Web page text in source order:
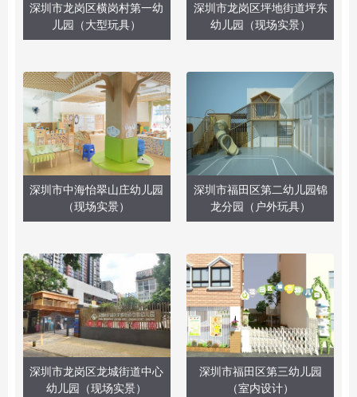
深圳市龙岗区横岗村第一幼
儿园（大型玩具）
深圳市龙岗区坪地街道坪东
幼儿园（现场实景）
深圳市中海怡翠山庄幼儿园
（现场实景）
深圳市福田区第二幼儿园锦
龙分园（户外玩具）
深圳市龙岗区龙城街道中心
幼儿园（现场实景）
深圳市福田区第三幼儿园
（室内设计）